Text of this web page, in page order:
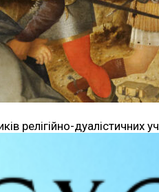
релігійно-дуалістичних